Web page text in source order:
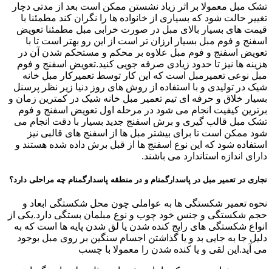
تشک مبل معمولا بر اثر زیاد نشستن ممکن است بعد از مدتی دچار
تغییر حالت شود که بسیاری از خانواده ها را نگران کند مطمئنا با
قیمت های بسیار بالای مبل در صورت خرابی مبل مطمئنا تعویض
اسفنج و فوم مبل بسیار ارزان تر است از این رو بهتر است تا با
تعویض اسفنج و فوم مبل علاوه بر محکم و مستحکم شدن آن در
هزینه ها نیز تا حدود زیادی صرفه جویی کنید.تعویض اسفنج و فوم
مبل نوعی تعمیرمبل است که این کار توسط تعمیرکار مبل خانه
شیک در تولیدی و با استفاده از روش های روز دنیا زیر نظر پرسنل
بسیار خلاق و حرفه ای تیم تعمیر مبل خانه شیک در کمترین زمان و
برترین کیفیت انجام می شود در مرحله اول تعویض اسفنج و فوم
تشک مبل قالب گیری و برش اسفنج جدید بسیار با دقت انجام می
شود ممکن است تا برای بیشتر مبل ها از اسفنج های قالبی نیز
استفاده شود که این نوع اسفنج ها از قبل برش داده شده هستند و
دارای اندازه استاندارد می باشند.
نجاری در تعمیر مبل در پاسدارگمنام و در منطقه پاسدارگمنام چه مراحلی دارد؟
نحوه تعمیر شکستگی ها به عواملی چون محل شکستگی ابعاد و
حجم شکستگی و جنس خود چوب و نوع مبلمان بستگی دارد.یکی از
انواع شکستگی های رایج کنده شدن یا لق شدن پایه ها است که به
دلیل جا به جایی بد و یا گذاشتن اجسام سنگین بر روی مبل بوجود
می آید.این لقی و یا کنده شدن را معمولا با چسب